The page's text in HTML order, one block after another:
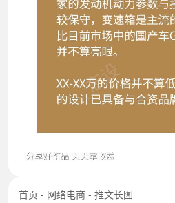
首页 - 网络电商 - 推文长图